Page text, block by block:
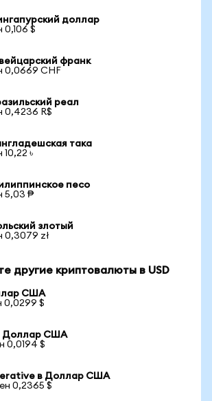
доллар
0,106 $
франк
0,0669 CHF
реал
0,4236 R$
така
10,22 ৳
песо
5,03 ₱
злотый
0,3079 zł
другие криптовалюты в USD
США
0,0299 $
Доллар США
0,0194 $
в Доллар США
0,2365 $